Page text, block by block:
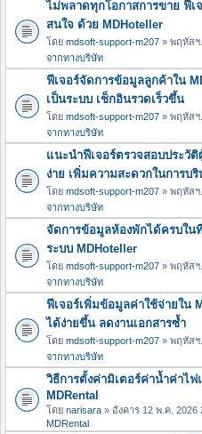
ไม่พลาดทุกโอกาสการขาย ฟี
สนใจ ด้วย MDHoteller
โดย mdsoft-support-m207 » พฤหัสฯ
จากทางบริษัท
ฟีเจอร์จัดการข้อมูลลูกค้าใน
เป็นระบบ เช็กอินรวดเร็วขึ้น
โดย mdsoft-support-m207 » พฤหัสฯ
จากทางบริษัท
แนะนำฟีเจอร์ตรวจสอบประวั
ง่าย เพิ่มความสะดวกในการบ
โดย mdsoft-support-m207 » พฤหัสฯ
จากทางบริษัท
จัดการข้อมูลห้องพักได้ครบใน
ระบบ MDHoteller
โดย mdsoft-support-m207 » พฤหัสฯ
จากทางบริษัท
ฟีเจอร์เพิ่มข้อมูลค่าใช้จ่ายใน
ได้ง่ายขึ้น ลดงานเอกสารซ้ำ
โดย mdsoft-support-m207 » พฤหัสฯ
จากทางบริษัท
วิธีการตั้งค่ามิเตอร์ค่าน้ำค่าไ
MDRental
โดย narisara » อังคาร 12 พ.ค. 2026
MDRental